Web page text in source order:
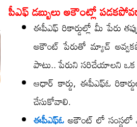
పీఎఫ్ డబ్బులు అకౌంట్లో
ఈపీఎఫ్ రికార్డుల్లో మీ పేరు
అకౌంట్ పేరుతో మ్యాచ్
పాటు.. పేరుని సరిచేయాలని
ఆధార్ కార్డు, ఈపీఎఫ్ఓ
చేసుకోవాలి.
ఈపీఎఫ్ఓఅకౌంట్ లో సంస్థలో